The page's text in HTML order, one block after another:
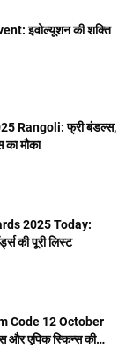
इवोल्यूशन की शक्ति
Rangoli: फ्री बंडल्स,
मौका
2025 Today:
की पूरी लिस्ट
Code 12 October
और एपिक स्किन्स की